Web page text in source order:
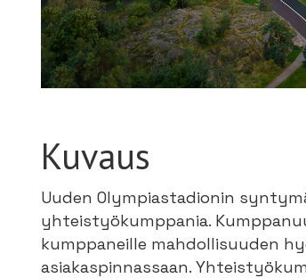
Kuvaus
Uuden Olympiastadionin
yhteistyökumppania.
kumppaneille mahdollisuuden
asiakaspinnassaan.